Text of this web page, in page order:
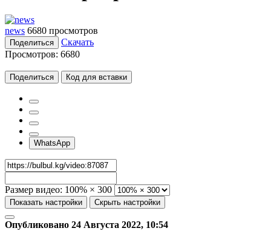
news 6680 просмотров
Поделиться
Скачать
Просмотров: 6680
Поделиться Код для вставки
WhatsApp
Размер видео: 100% × 300
Показать настройки Скрыть настройки
Опубликовано 24 Августа 2022, 10:54